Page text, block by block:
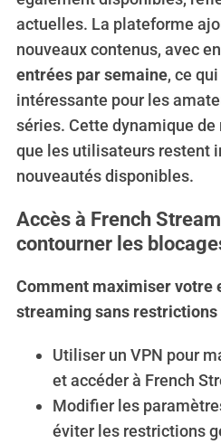
actuelles. La plateforme
nouveaux contenus, avec
entrées par semaine, ce
intéressante pour les
séries. Cette dynamique
que les utilisateurs restent
nouveautés disponibles.
Accès à French
contourner les
Comment maximiser votre
streaming sans restrictions
Utiliser un VPN pour
et accéder à French
Modifier les
éviter les restrictions